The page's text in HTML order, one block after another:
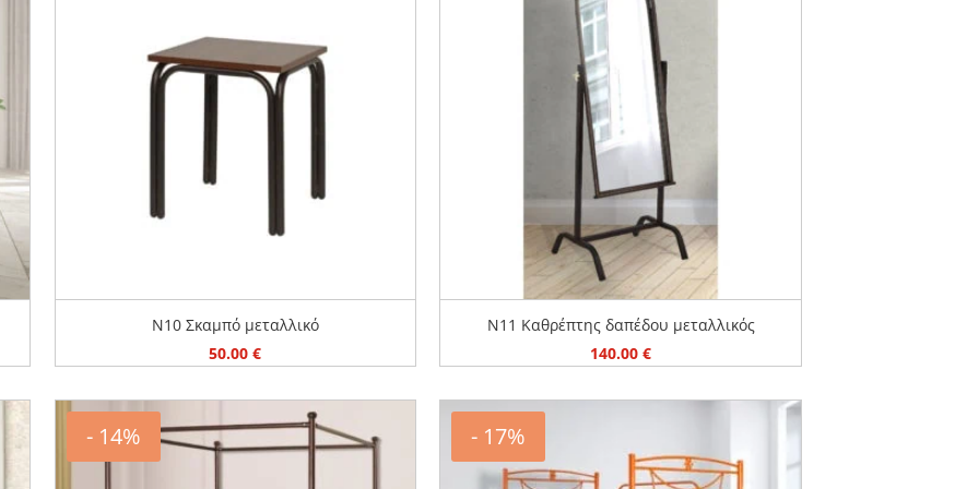
N10 Σκαμπό μεταλλικό
50.00€
N11 Καθρέπτης δαπέδου μεταλλικός
140.00€
- 14% - 17%